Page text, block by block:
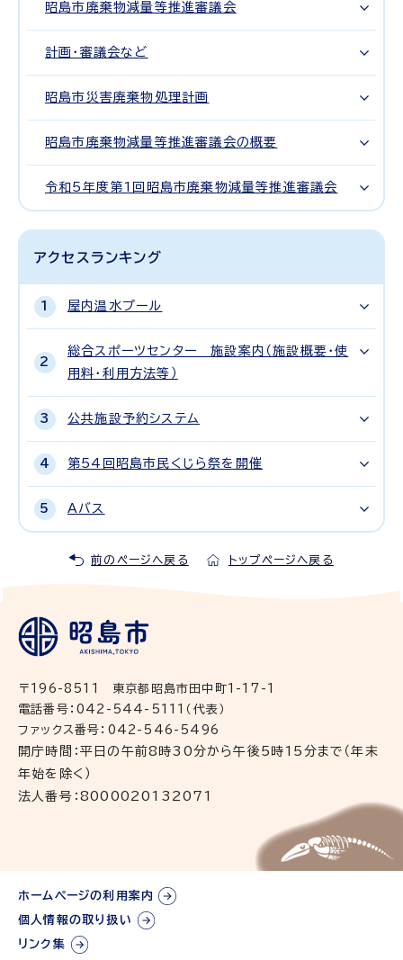
昭島市廃棄物減量等推進審議会
計画・審議会など
昭島市災害廃棄物処理計画
昭島市廃棄物減量等推進審議会の概要
令和5年度第1回昭島市廃棄物減量等推進審議会
アクセスランキング
屋内温水プール
総合スポーツセンター 施設案内（施設概要・使
用料・利用方法等）
公共施設予約システム
第54回昭島市民くじら祭を開催
Aバス
前のページへ戻る トップページへ戻る
〒196-8511 東京都昭島市田中町1-17-1
電話番号：042-544-5111（代表）
ファックス番号：042-546-5496
開庁時間：平日の午前8時30分から午後5時15分まで（年末
年始を除く）
法人番号：8000020132071
ホームページの利用案内
個人情報の取り扱い
リンク集